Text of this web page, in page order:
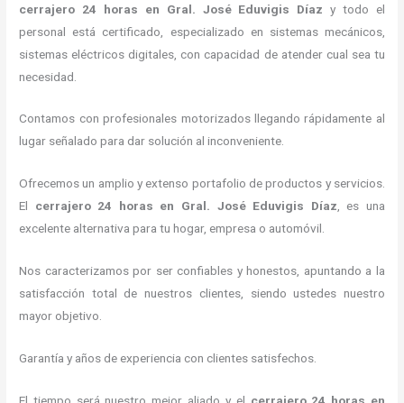
cerrajero 24 horas en Gral. José Eduvigis Díaz y todo el
personal está certificado, especializado en sistemas mecánicos,
sistemas eléctricos digitales, con capacidad de atender cual sea tu
necesidad.
Contamos con profesionales motorizados llegando rápidamente al
lugar señalado para dar solución al inconveniente.
Ofrecemos un amplio y extenso portafolio de productos y servicios.
El cerrajero 24 horas en Gral. José Eduvigis Díaz, es una
excelente alternativa para tu hogar, empresa o automóvil.
Nos caracterizamos por ser confiables y honestos, apuntando a la
satisfacción total de nuestros clientes, siendo ustedes nuestro
mayor objetivo.
Garantía y años de experiencia con clientes satisfechos.